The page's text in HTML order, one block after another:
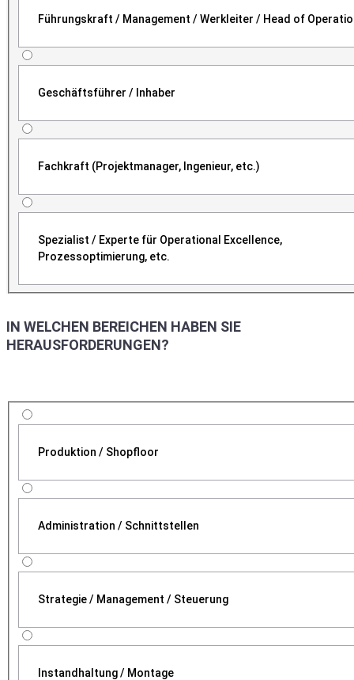
Führungskraft / Management / Werkleiter / Head of
Geschäftsführer / Inhaber
Fachkraft (Projektmanager, Ingenieur, etc.)
Spezialist / Experte für Operational Excellence,
Prozessoptimierung, etc.
IN WELCHEN BEREICHEN HABEN SIE
HERAUSFORDERUNGEN?
Produktion / Shopfloor
Administration / Schnittstellen
Strategie / Management / Steuerung
Instandhaltung / Montage